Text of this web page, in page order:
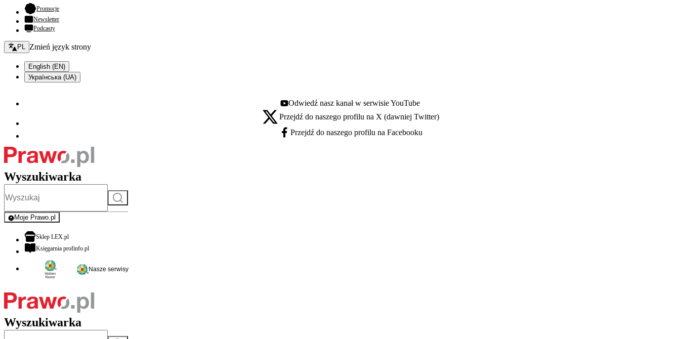
Promocje- otwiera się w nowej karcie
Newsletter
Podcasty
Zmień język - bieżący:
PL Zmień język strony
English (EN)
Українська (UA)
Youtube - otwiera się w nowej karcie
Odwiedź nasz kanał w serwisie YouTube
X - otwiera się w nowej karcie
Przejdź do naszego profilu na X (dawniej Twitter)
Facebook - otwiera się w nowej karcie
Przejdź do naszego profilu na Facebooku
Wyszukiwarka
Szukaj
Moje Prawo.pl
- rejestracja i logowanie do serwisu
Sklep LEX.plotwiera się w nowej karcie
Księgarnia profinfo.plotwiera się w nowej karcie
Nasze serwisy
Wyszukiwarka